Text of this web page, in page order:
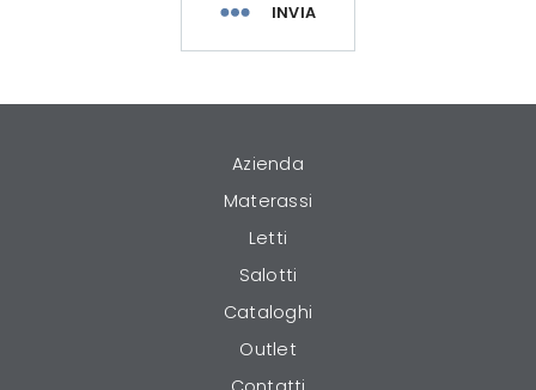
INVIA
Azienda
Materassi
Letti
Salotti
Cataloghi
Outlet